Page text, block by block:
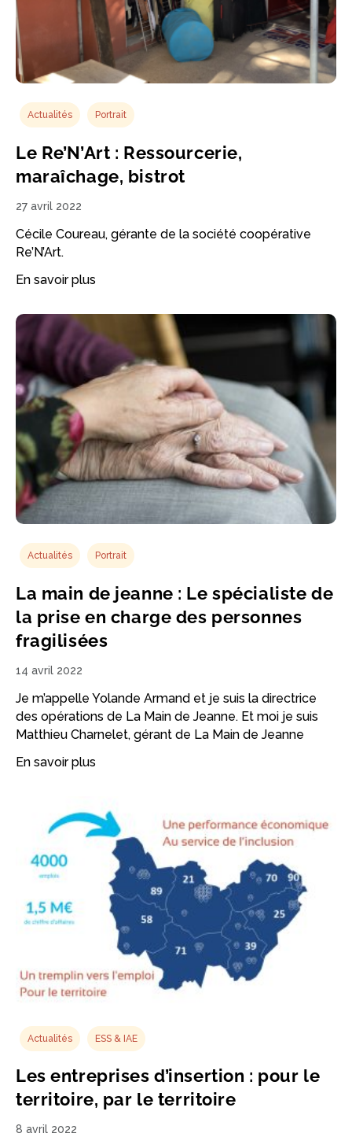
Actualités Portrait
Le Re’N’Art : Ressourcerie,
maraîchage, bistrot
27 avril 2022
Cécile Coureau, gérante de la société coopérative
Re’N’Art.
En savoir plus
Actualités Portrait
La main de jeanne : Le spécialiste de
la prise en charge des personnes
fragilisées
14 avril 2022
Je m’appelle Yolande Armand et je suis la directrice
des opérations de La Main de Jeanne. Et moi je suis
Matthieu Charnelet, gérant de La Main de Jeanne
En savoir plus
Actualités ESS & IAE
Les entreprises d’insertion : pour le
territoire, par le territoire
8 avril 2022